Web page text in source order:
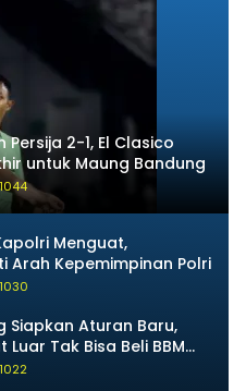
Persija 2-1, El Clasico
untuk Maung Bandung
1044
Menguat,
Arah Kepemimpinan Polri
1030
Siapkan Aturan Baru,
Tak Bisa Beli BBM
1022